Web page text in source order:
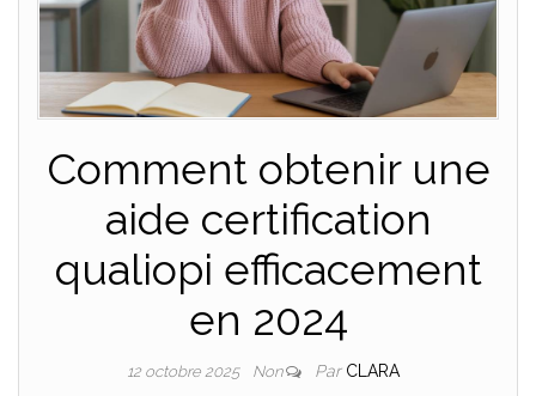
Comment obtenir une
aide certification
qualiopi efficacement
en 2024
12 octobre 2025 Non Par CLARA